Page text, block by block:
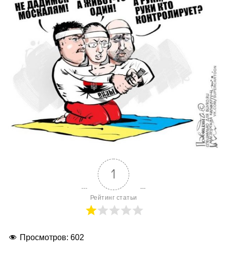
1
Рейтинг статьи
Просмотров: 602